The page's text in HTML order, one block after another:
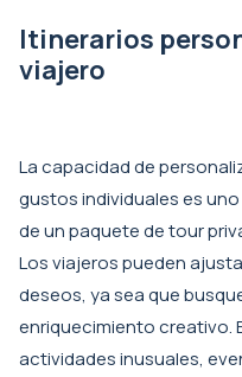
Itinerarios
viajero
La capacidad de
gustos individuales es
de un paquete de tour
Los viajeros pueden
deseos, ya sea que
enriquecimiento creativo.
actividades inusuales,